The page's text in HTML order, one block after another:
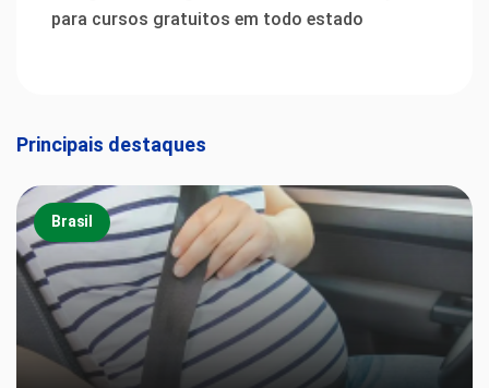
para cursos gratuitos em todo estado
Principais destaques
Brasil